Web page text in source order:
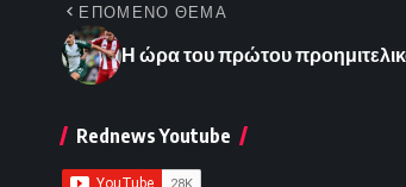
ΕΠΟΜΕΝΟ ΘΕΜΑ
Η ώρα του πρώτου
Rednews Youtube